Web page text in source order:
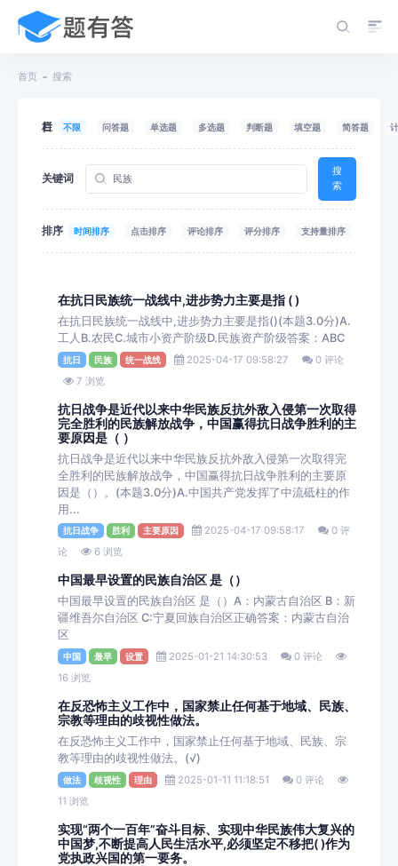
首页 搜索
栏目 不限 问答题 单选题 多选题 判断题 填空题 简答题
关键词
搜
索
排序 时间排序 点击排序 评论排序 评分排序 支持量排序
在抗日民族统一战线中,进步势力主要是指 ( )
在抗日民族统一战线中,进步势力主要是指()(本题3.0分)A.
工人B.农民C.城市小资产阶级D.民族资产阶级答案：ABC
抗日 民族 统一战线 2025-04-17 09:58:27
0 评论
7 浏览
抗日战争是近代以来中华民族反抗外敌入侵第一次取得
完全胜利的民族解放战争，中国赢得抗日战争胜利的主
要原因是（ ）
抗日战争是近代以来中华民族反抗外敌入侵第一次取得完
全胜利的民族解放战争，中国赢得抗日战争胜利的主要原
因是（）。(本题3.0分)A.中国共产党发挥了中流砥柱的作
用...
抗日战争 胜利 主要原因 2025-04-17 09:58:17
0 评
论
6 浏览
中国最早设置的民族自治区 是（）
中国最早设置的民族自治区 是（）A：内蒙古自治区 B：新
疆维吾尔自治区 C:宁夏回族自治区正确答案：内蒙古自治
区
中国 最早 设置 2025-01-21 14:30:53
0 评论
16 浏览
在反恐怖主义工作中，国家禁止任何基于地域、民族、
宗教等理由的歧视性做法。
在反恐怖主义工作中，国家禁止任何基于地域、民族、宗
教等理由的歧视性做法。(√)
做法 歧视性 理由 2025-01-11 11:18:51
0 评论
11 浏览
实现“两个一百年”奋斗目标、实现中华民族伟大复兴的
中国梦,不断提高人民生活水平,必须坚定不移把( )作为
党执政兴国的第一要务。